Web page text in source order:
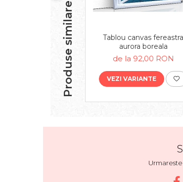
Produse similare
Tablou canvas fereastra
aurora boreala
de la 92,00 RON
VEZI VARIANTE